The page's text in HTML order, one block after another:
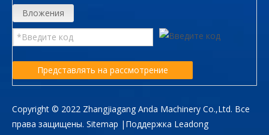
Вложения
Представлять на рассмотрение
Copyright © 2022 Zhangjiagang Anda Machinery Co.,Ltd. Все
права защищены. Sitemap |Поддержка Leadong